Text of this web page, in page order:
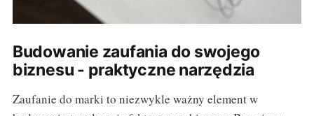
Budowanie zaufania do swojego
biznesu - praktyczne narzędzia
Zaufanie do marki to niezwykle ważny element w